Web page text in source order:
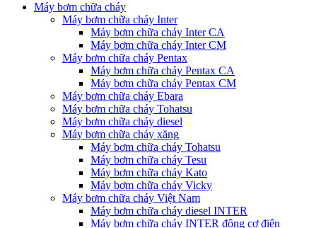
Máy bơm chữa cháy
Máy bơm chữa cháy Inter
Máy bơm chữa cháy Inter CA
Máy bơm chữa cháy Inter CM
Máy bơm chữa cháy Pentax
Máy bơm chữa cháy Pentax CA
Máy bơm chữa cháy Pentax CM
Máy bơm chữa cháy Ebara
Máy bơm chữa cháy Tohatsu
Máy bơm chữa cháy diesel
Máy bơm chữa cháy xăng
Máy bơm chữa cháy Tohatsu
Máy bơm chữa cháy Tesu
Máy bơm chữa cháy Kato
Máy bơm chữa cháy Vicky
Máy bơm chữa cháy Việt Nam
Máy bơm chữa cháy diesel INTER
Máy bơm chữa cháy INTER động cơ điện